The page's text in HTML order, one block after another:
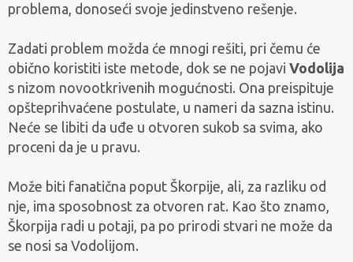
problema, donoseći svoje jedinstveno rešenje.
Zadati problem možda će mnogi rešiti, pri čemu će
obično koristiti iste metode, dok se ne pojavi Vodolija
s nizom novootkrivenih mogućnosti. Ona preispituje
opšteprihvaćene postulate, u nameri da sazna istinu.
Neće se libiti da uđe u otvoren sukob sa svima, ako
proceni da je u pravu.
Može biti fanatična poput Škorpije, ali, za razliku od
nje, ima sposobnost za otvoren rat. Kao što znamo,
Škorpija radi u potaji, pa po prirodi stvari ne može da
se nosi sa Vodolijom.